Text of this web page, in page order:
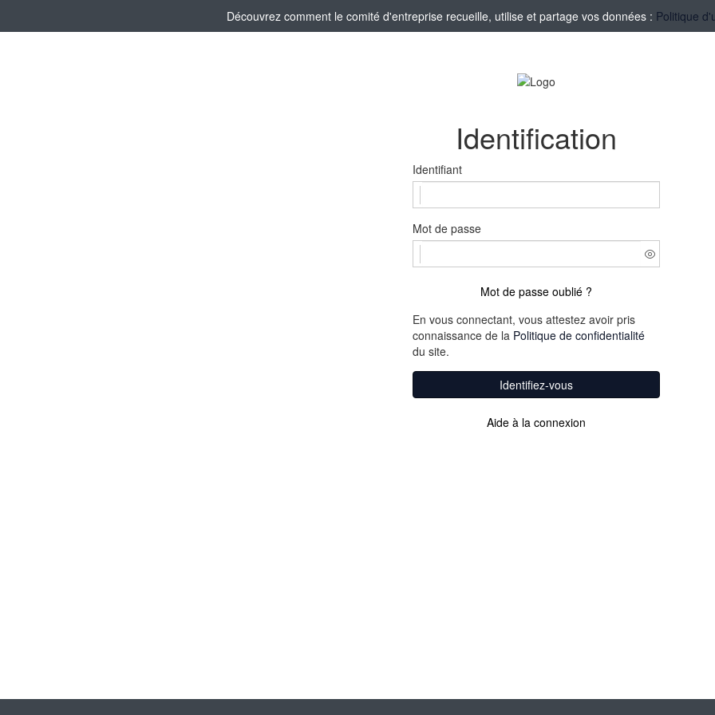
Découvrez comment le comité d'entreprise recueille, utilise et partage vos données : Politique
Identification
Identifiant
Mot de passe
Mot de passe oublié ?
En vous connectant, vous attestez avoir pris
connaissance de la Politique de confidentialité
du site.
Identifiez-vous
Aide à la connexion